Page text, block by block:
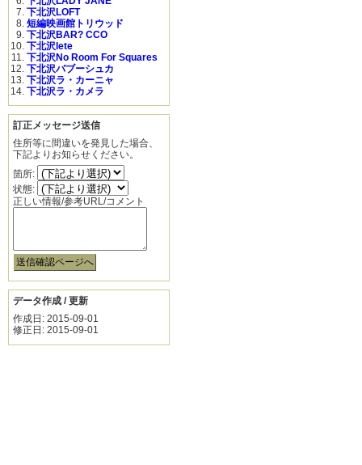
下北沢LOFT
短編映画館トリウッド
下北沢BAR? CCO
下北沢lete
下北沢No Room For Squares
下北沢バブーシュカ
下北沢ラ・カーニャ
下北沢ラ・カメラ
訂正メッセージ送信
住所等に間違いを発見した場合、
下記よりお知らせください。
箇所:
状態:
正しい情報/参考URL/コメント
データ作成 / 更新
作成日: 2015-09-01
修正日: 2015-09-01